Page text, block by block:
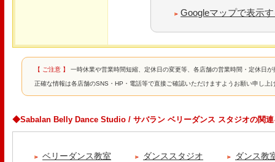
Googleマップで表示
【 ご注意 】 一時休業や営業時間短縮、定休日の変更等、各店舗の営業時間・定休日
正確な情報は各店舗のSNS・HP・電話等で直接ご確認いただけますようお願い申し上
◆Sabalan Belly Dance Studio / サバラン ベリーダンス スタジオの関連
ベリーダンス教室 ダンススタジオ ダンス教